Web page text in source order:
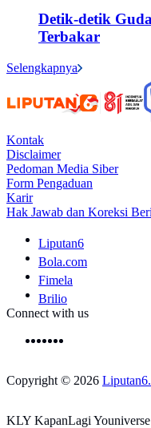
Detik-detik
Terbakar
Selengkapnya
Kontak
Disclaimer
Pedoman Media Siber
Form Pengaduan
Karir
Hak Jawab dan Koreksi
Liputan6
Bola.com
Fimela
Brilio
Connect with us
Copyright © 2026
KLY KapanLagi